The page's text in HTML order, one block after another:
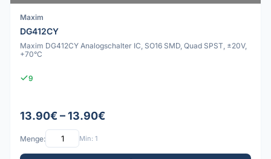
Maxim
DG412CY
Maxim DG412CY Analogschalter IC, SO16 SMD, Quad SPST, ±20V,
+70°C
9
13.90€ – 13.90€
Menge: Min: 1